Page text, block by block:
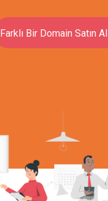
Farklı Bir Domain Satın Al